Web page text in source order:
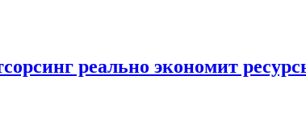
реально экономит